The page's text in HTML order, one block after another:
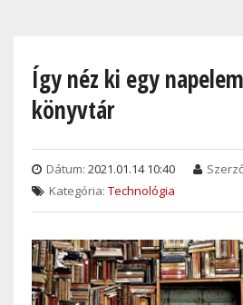
contentÍgy néz ki egy
könyvtár
Dátum: 2021.01.14 10:40
Kategória: Technológia